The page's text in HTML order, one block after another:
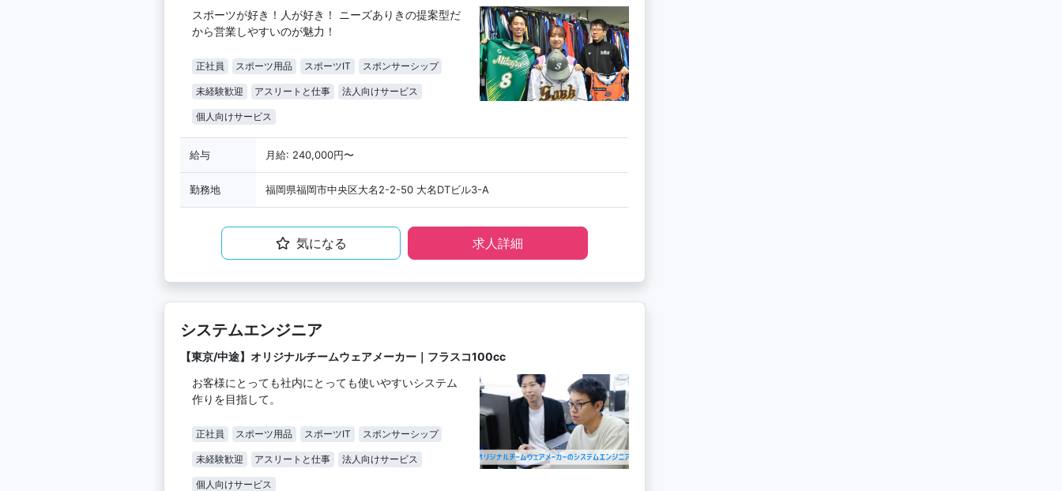
スポーツが好き！人が好き！ ニーズありきの提案型だ
から営業しやすいのが魅力！
正社員 スポーツ用品 スポーツIT スポンサーシップ
未経験歓迎 アスリートと仕事 法人向けサービス
個人向けサービス
給与 月給: 240,000円〜
勤務地 福岡県福岡市中央区大名2-2-50 大名DTビル3-A
気になる 求人詳細
システムエンジニア
【東京/中途】オリジナルチームウェアメーカー｜フラスコ100cc
お客様にとっても社内にとっても使いやすいシステム
作りを目指して。
正社員 スポーツ用品 スポーツIT スポンサーシップ
未経験歓迎 アスリートと仕事 法人向けサービス
個人向けサービス